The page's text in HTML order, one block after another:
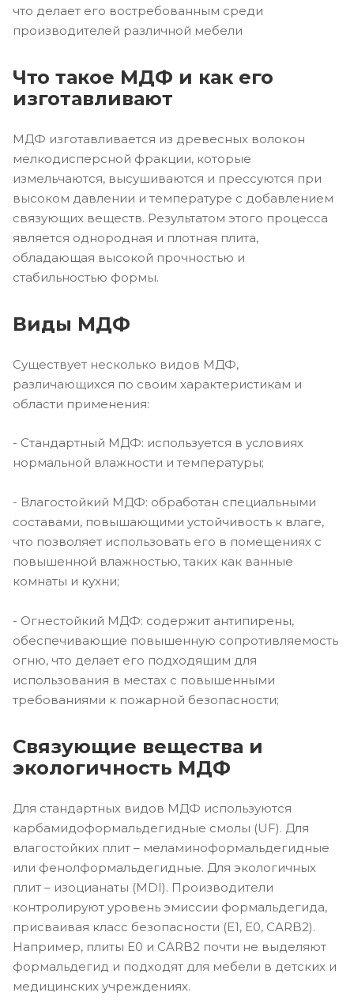
что делает его востребованным среди
производителей различной мебели
Что такое МДФ и как его
изготавливают
МДФ изготавливается из древесных волокон
мелкодисперсной фракции, которые
измельчаются, высушиваются и прессуются при
высоком давлении и температуре с добавлением
связующих веществ. Результатом этого процесса
является однородная и плотная плита,
обладающая высокой прочностью и
стабильностью формы.
Виды МДФ
Существует несколько видов МДФ,
различающихся по своим характеристикам и
области применения:
- Стандартный МДФ: используется в условиях
нормальной влажности и температуры;
- Влагостойкий МДФ: обработан специальными
составами, повышающими устойчивость к влаге,
что позволяет использовать его в помещениях с
повышенной влажностью, таких как ванные
комнаты и кухни;
- Огнестойкий МДФ: содержит антипирены,
обеспечивающие повышенную сопротивляемость
огню, что делает его подходящим для
использования в местах с повышенными
требованиями к пожарной безопасности;
Связующие вещества и
экологичность МДФ
Для стандартных видов МДФ используются
карбамидоформальдегидные смолы (UF). Для
влагостойких плит – меламиноформальдегидные
или фенолформальдегидные. Для экологичных
плит – изоцианаты (MDI). Производители
контролируют уровень эмиссии формальдегида,
присваивая класс безопасности (E1, E0, CARB2).
Например, плиты E0 и CARB2 почти не выделяют
формальдегид и подходят для мебели в детских и
медицинских учреждениях.